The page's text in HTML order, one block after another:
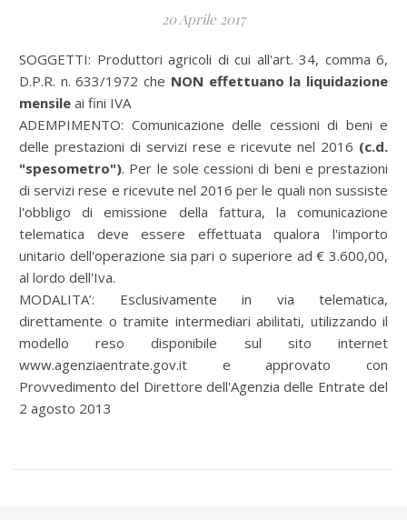
20 Aprile 2017
SOGGETTI: Produttori agricoli di cui all'art. 34, comma 6,
D.P.R. n. 633/1972 che NON effettuano la liquidazione
mensile ai fini IVA
ADEMPIMENTO: Comunicazione delle cessioni di beni e
delle prestazioni di servizi rese e ricevute nel 2016 (c.d.
"spesometro"). Per le sole cessioni di beni e prestazioni
di servizi rese e ricevute nel 2016 per le quali non sussiste
l'obbligo di emissione della fattura, la comunicazione
telematica deve essere effettuata qualora l'importo
unitario dell'operazione sia pari o superiore ad € 3.600,00,
al lordo dell'Iva.
MODALITA’: Esclusivamente in via telematica,
direttamente o tramite intermediari abilitati, utilizzando il
modello reso disponibile sul sito internet
www.agenziaentrate.gov.it e approvato con
Provvedimento del Direttore dell'Agenzia delle Entrate del
2 agosto 2013